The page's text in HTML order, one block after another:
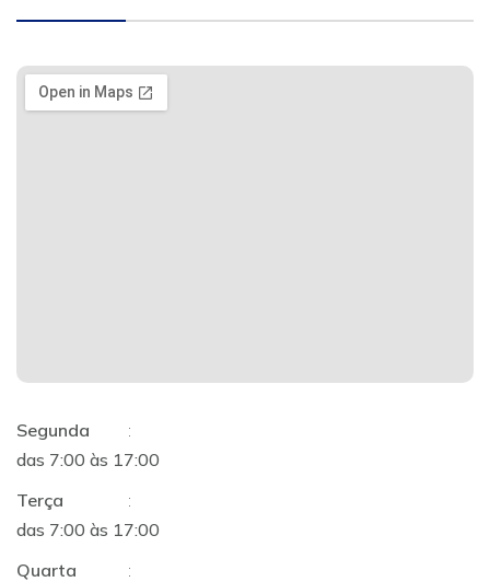
Segunda
:
das 7:00 às 17:00
Terça
:
das 7:00 às 17:00
Quarta
: